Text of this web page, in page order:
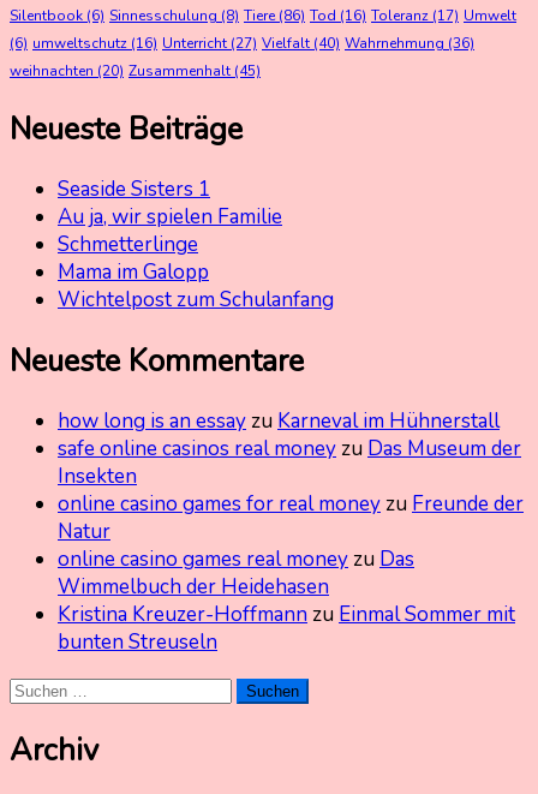
Silentbook (6) Sinnesschulung (8) Tiere(86) Tod (16) Toleranz (17) Umwelt
(6) umweltschutz (16) Unterricht (27) Vielfalt (40) Wahrnehmung (36)
weihnachten (20) Zusammenhalt (45)
Neueste Beiträge
Seaside Sisters 1
Au ja, wir spielen Familie
Schmetterlinge
Mama im Galopp
Wichtelpost zum Schulanfang
Neueste Kommentare
how long is an essayzu Karneval im Hühnerstall
safe online casinos real moneyzu Das Museum der
Insekten
online casino games for real moneyzu Freunde der
Natur
online casino games real moneyzu Das
Wimmelbuch der Heidehasen
Kristina Kreuzer-Hoffmannzu Einmal Sommer mit
bunten Streuseln
Suchen
Archiv